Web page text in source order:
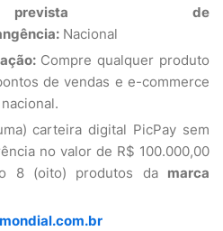
de
Nacional
Compre qualquer produto
de vendas e e-commerce
carteira digital PicPay sem
no valor de R$ 100.000,00
8 (oito) produtos da marca